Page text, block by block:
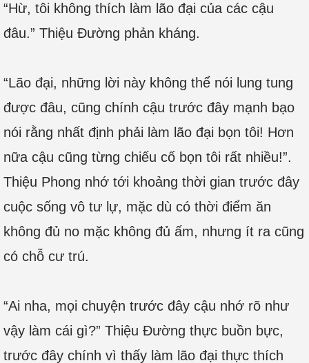
“Hừ, tôi không thích làm lão đại của các cậu
đâu.” Thiệu Đường phản kháng.
“Lão đại, những lời này không thể nói lung tung
được đâu, cũng chính cậu trước đây mạnh bạo
nói rằng nhất định phải làm lão đại bọn tôi! Hơn
nữa cậu cũng từng chiếu cố bọn tôi rất nhiều!”.
Thiệu Phong nhớ tới khoảng thời gian trước đây
cuộc sống vô tư lự, mặc dù có thời điểm ăn
không đủ no mặc không đủ ấm, nhưng ít ra cũng
có chỗ cư trú.
“Ai nha, mọi chuyện trước đây cậu nhớ rõ như
vậy làm cái gì?” Thiệu Đường thực buồn bực,
trước đây chính vì thấy làm lão đại thực thích